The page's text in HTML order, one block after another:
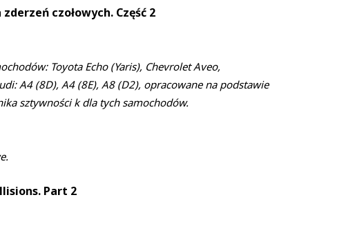
czołowych. Część 2
Toyota Echo (Yaris), Chevrolet Aveo,
A4 (8D), A4 (8E), A8 (D2), opracowane na podstawie
sztywności k dla tych samochodów.
Part 2